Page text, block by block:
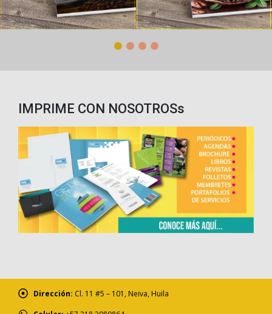
IMPRIME CON NOSOTROSs
Dirección: Cl. 11 #5 – 101, Neiva, Huila